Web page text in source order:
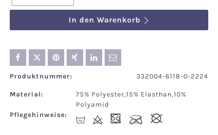
In den Warenkorb
Produktnummer: 332004-6118-0-2224
Material:
75% Polyester,15% Elasthan,10%
Polyamid
Pflegehinweise:
S d - l #